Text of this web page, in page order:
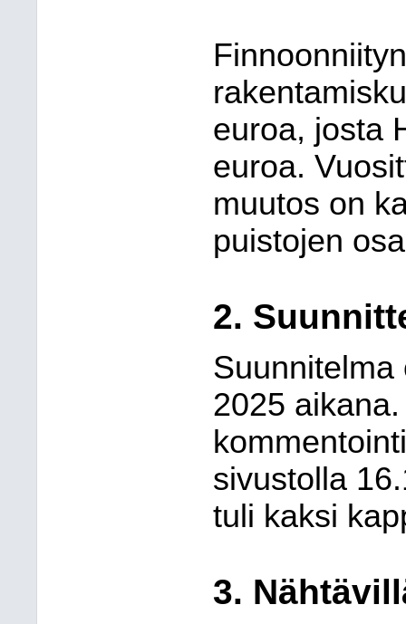
euroa, josta
euroa.
muutos on
puistojen
2.
Suunnitelma
2025
sivustolla
tuli kaksi
3.